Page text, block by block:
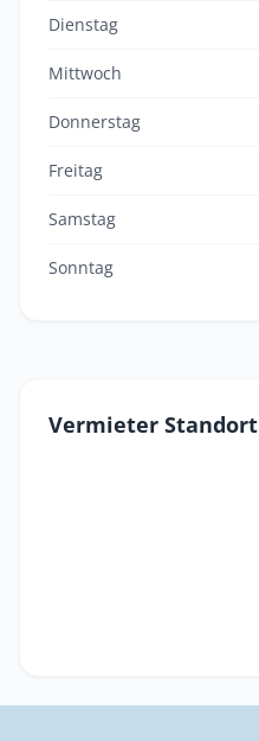
Dienstag
Mittwoch
Donnerstag
Freitag
Samstag
Sonntag
Vermieter Standort